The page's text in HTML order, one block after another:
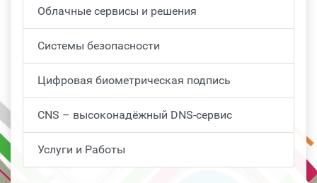
Облачные сервисы и решения
Системы безопасности
Цифровая биометрическая подпись
CNS – высоконадёжный DNS-сервис
Услуги и Работы